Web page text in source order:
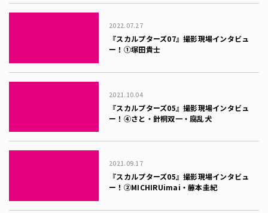
2022.07.27
『スカルプターズ07』撮影現場インタビュ
ー！①塚田貴士
2021.10.04
『スカルプターズ05』撮影現場インタビュ
ー！④さと・針桐双一・腐乱犬
2021.09.17
『スカルプターズ05』撮影現場インタビュ
ー！②MICHIRUimai・藤本圭紀